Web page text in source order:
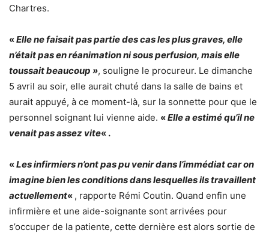
Chartres.
«Elle ne faisait pas partie des cas les plus graves, elle
n’était pas en réanimation ni sous perfusion, mais elle
toussait beaucoup », souligne le procureur. Le dimanche
5 avril au soir, elle aurait chuté dans la salle de bains et
aurait appuyé, à ce moment-là, sur la sonnette pour que le
personnel soignant lui vienne aide. «Elle a estimé qu’il ne
venait pas assez vite« .
«Les infirmiers n’ont pas pu venir dans l’immédiat car on
imagine bien les conditions dans lesquelles ils travaillent
actuellement« , rapporte Rémi Coutin. Quand enfin une
infirmière et une aide-soignante sont arrivées pour
s’occuper de la patiente, cette dernière est alors sortie de